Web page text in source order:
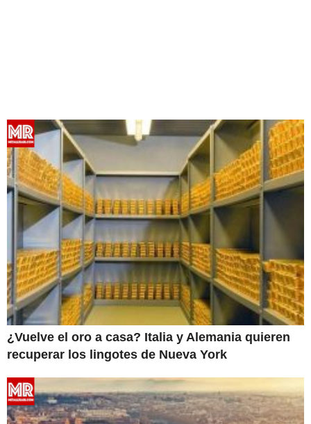
¿Vuelve el oro a casa? Italia y Alemania quieren
recuperar los lingotes de Nueva York